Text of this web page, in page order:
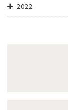
2022